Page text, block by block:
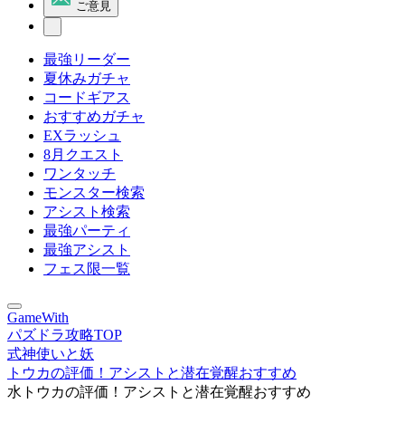
ご意見
最強リーダー
夏休みガチャ
コードギアス
おすすめガチャ
EXラッシュ
8月クエスト
ワンタッチ
モンスター検索
アシスト検索
最強パーティ
最強アシスト
フェス限一覧
GameWith
パズドラ攻略TOP
式神使いと妖
トウカの評価！アシストと潜在覚醒おすすめ
水トウカの評価！アシストと潜在覚醒おすすめ